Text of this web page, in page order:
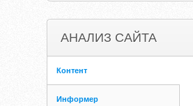
АНАЛИЗ САЙТА
Контент
Информер